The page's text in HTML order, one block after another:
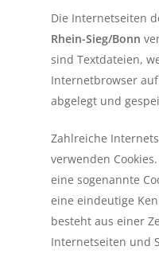
Die Internetseiten
Rhein-Sieg/Bonn
sind Textdateien,
Internetbrowser
abgelegt und
Zahlreiche
verwenden
eine sogenannte
eine eindeutige
besteht aus einer
Internetseiten und